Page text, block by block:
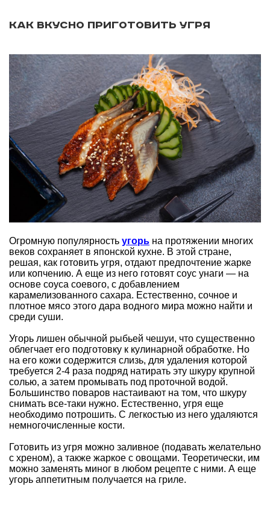
Как вкусно приготовить угря
Огромную популярность угорь на протяжении многих
веков сохраняет в японской кухне. В этой стране,
решая, как готовить угря, отдают предпочтение жарке
или копчению. А еще из него готовят соус унаги — на
основе соуса соевого, с добавлением
карамелизованного сахара. Естественно, сочное и
плотное мясо этого дара водного мира можно найти и
среди суши.
Угорь лишен обычной рыбьей чешуи, что существенно
облегчает его подготовку к кулинарной обработке. Но
на его кожи содержится слизь, для удаления которой
требуется 2-4 раза подряд натирать эту шкуру крупной
солью, а затем промывать под проточной водой.
Большинство поваров настаивают на том, что шкуру
снимать все-таки нужно. Естественно, угря еще
необходимо потрошить. С легкостью из него удаляются
немногочисленные кости.
Готовить из угря можно заливное (подавать желательно
с хреном), а также жаркое с овощами. Теоретически, им
можно заменять миног в любом рецепте с ними. А еще
угорь аппетитным получается на гриле.